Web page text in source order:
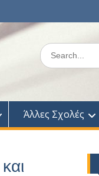
Search
for:
Άλλες Σχολές